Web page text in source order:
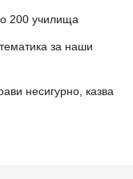
200 училища
за наши
несигурно, казва